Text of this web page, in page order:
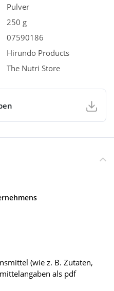
Pulver
250 g
07590186
Hirundo Products
The Nutri Store
(wie z. B. Zutaten,
als pdf